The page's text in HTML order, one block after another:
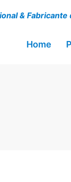
&
Home